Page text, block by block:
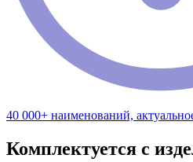
40 000+ наименований,
Комплектуется с